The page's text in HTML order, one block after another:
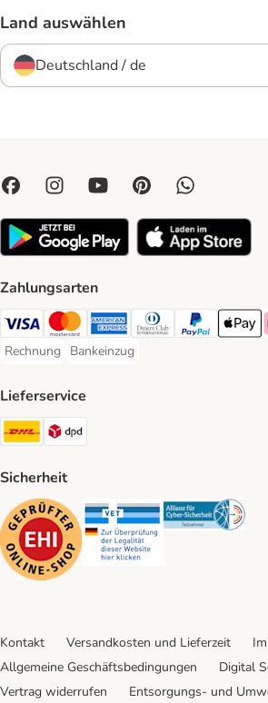
Land auswählen
Deutschland / de
Zahlungsarten
Visa Payment Method
Mastercard Payment Method
American Express Payment
Diners Club Payment
PayPal Payment
Apple
Rechnung
Rechnung Payment Method
Bankeinzug
Bankeinzug Payment Method
Lieferservice
DHL Shipping Method
Sicherheit
Security Security
Kontakt Versandkosten und Lieferzeit
Allgemeine Geschäftsbedingungen
Digital
Vertrag widerrufen
Entsorgungs- und